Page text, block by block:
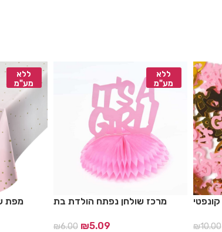
ללא
מע"מ
מפת
ללא
מע"מ
מרכז שולחן נפתח הולדת בת
₪6.00 ₪5.09 ₪10.00